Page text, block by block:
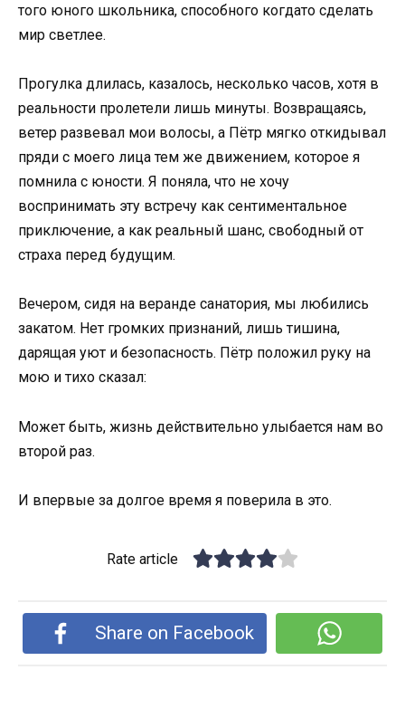
того юного школьника, способного когдато сделать
мир светлее.
Прогулка длилась, казалось, несколько часов, хотя в
реальности пролетели лишь минуты. Возвращаясь,
ветер развевал мои волосы, а Пётр мягко откидывал
пряди с моего лица тем же движением, которое я
помнила с юности. Я поняла, что не хочу
воспринимать эту встречу как сентиментальное
приключение, а как реальный шанс, свободный от
страха перед будущим.
Вечером, сидя на веранде санатория, мы любились
закатом. Нет громких признаний, лишь тишина,
дарящая уют и безопасность. Пётр положил руку на
мою и тихо сказал:
Может быть, жизнь действительно улыбается нам во
второй раз.
И впервые за долгое время я поверила в это.
Rate article
Share on Facebook